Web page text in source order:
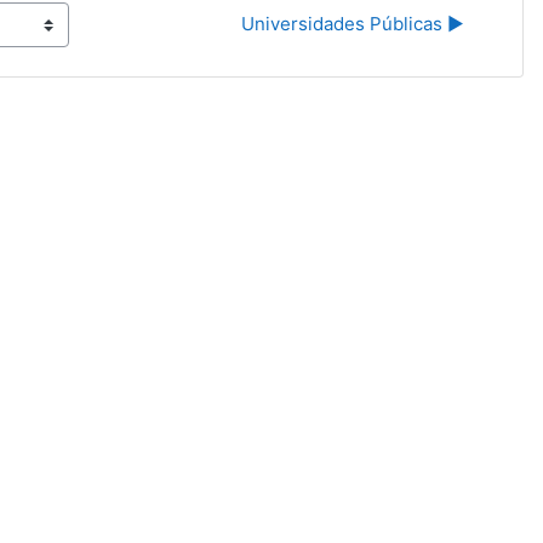
Universidades Públicas ▶︎